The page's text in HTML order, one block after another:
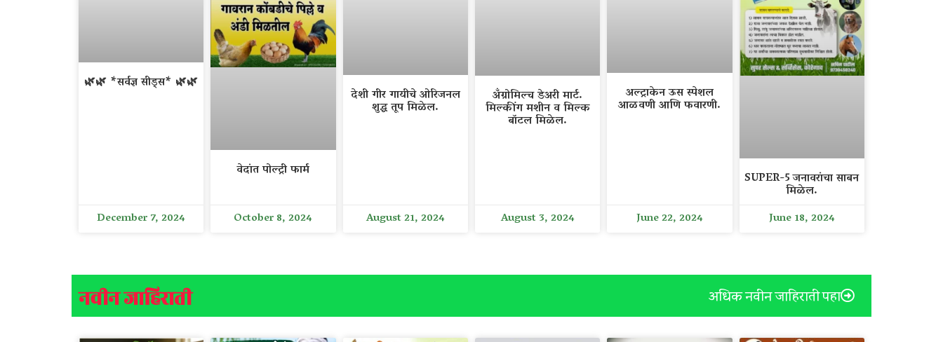
🌿🌿 *सर्वज्ञ सीड्स* 🌿🌿
December 7, 2024
वेदांत पोल्ट्री फार्म
October 8, 2024
देशी गीर गायीचे ओरिजनल
शुद्ध तूप मिळेल.
August 21, 2024
अँग्रोमिल्च डेअरी मार्ट.
मिल्कींग मशीन व मिल्क
बॉटल मिळेल.
August 3, 2024
अल्ट्राकेन ऊस स्पेशल
आळवणी आणि फवारणी.
June 22, 2024
SUPER-5 जनावरांचा साबन
मिळेल.
June 18, 2024
नवीन जाहिराती अधिक नवीन जाहिराती पहा